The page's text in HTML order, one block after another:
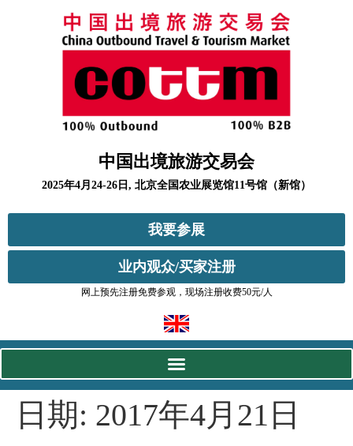
中国出境旅游交易会
2025年4月24-26日, 北京全国农业展览馆11号馆（新馆）
我要参展
业内观众/买家注册
网上预先注册免费参观，现场注册收费50元/人
日期: 2017年4月21日